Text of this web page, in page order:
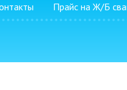
Прайс на Ж/Б